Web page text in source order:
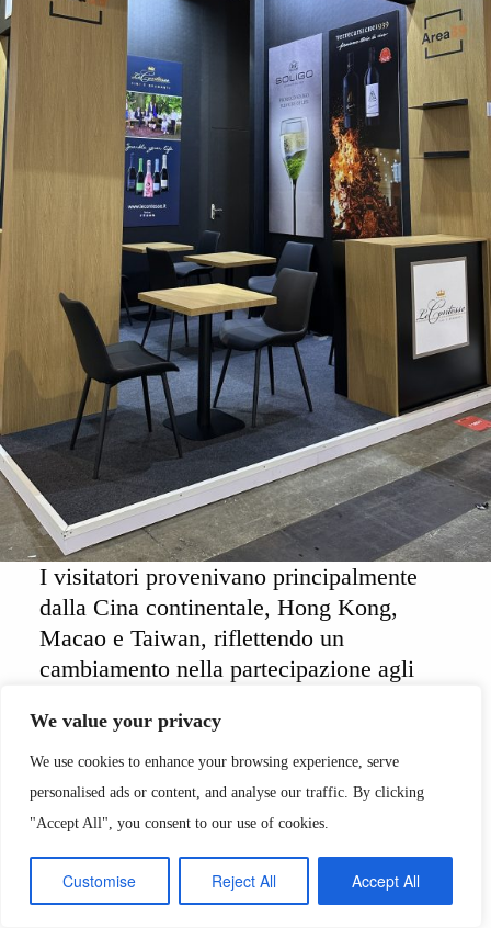
We value your privacy
We use cookies to enhance your browsing experience, serve
personalised ads or content, and analyse our traffic. By clicking
"Accept All", you consent to our use of cookies.
Customise Reject All Accept All
I visitatori provenivano principalmente
dalla Cina continentale, Hong Kong,
Macao e Taiwan, riflettendo un
cambiamento nella partecipazione agli
visitatori sono più propensi a partecipare
a fiere commerciali all’interno della loro
regione.
Area 39ha partecipato all’evento all’interno
del padiglione italiano con unostand
collettivo di 112 mqche ospitava 13 aziende
portando nuovamente l’italianità all’estero.